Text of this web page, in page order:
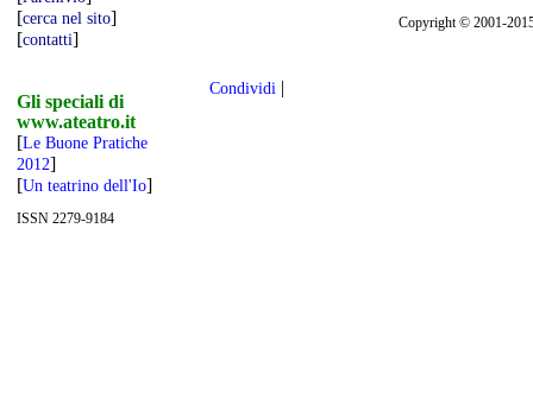
[cerca nel sito]
[contatti]
Gli speciali di
www.ateatro.it
[Le Buone Pratiche
2012]
[Un teatrino dell'Io]
ISSN 2279-9184
Copyright © 2001-
Condividi |